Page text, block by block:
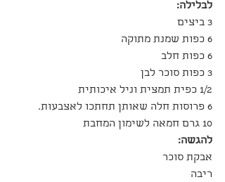
לבלילה:
3 ביצים
6 כפות שמנת מתוקה
6 כפות חלב
3 כפות סוכר לבן
1/2 כפית תמצית וניל איכותית
6 פרוסות חלה שאותן תחתכו לאצבעות.
10 גרם חמאה לשימון המחבת
להגשה:
אבקת סוכר
ריבה